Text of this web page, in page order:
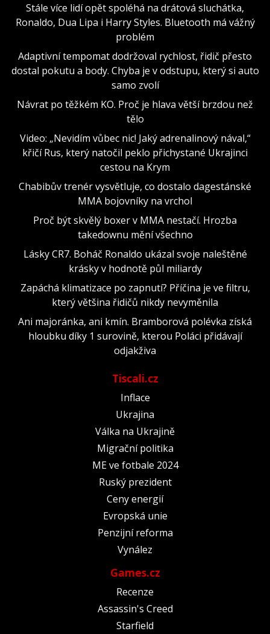
Stále více lidí opět spoléhá na drátová sluchátka,
Ronaldo, Dua Lipa i Harry Styles. Bluetooth má vážný
problém
Adaptivní tempomat dodržoval rychlost, řidič přesto
dostal pokutu a body. Chyba je v odstupu, který si auto
samo zvolí
Návrat po těžkém KO. Proč je hlava větší brzdou než
tělo
Video: „Nevidím vůbec nic! Jaký adrenalinový nával,“
křičí Rus, který natočil peklo přichystané Ukrajinci
cestou na Krym
Chabibův trenér vysvětluje, co dostalo dagestánské
MMA bojovníky na vrchol
Proč být skvělý boxer v MMA nestačí. Hrozba
takedownu mění všechno
Lásky CR7. Boháč Ronaldo ukázal svoje naleštěné
krásky v hodnotě půl miliardy
Zapáchá klimatizace po zapnutí? Příčina je ve filtru,
který většina řidičů nikdy nevyměnila
Ani majoránka, ani kmín. Bramborová polévka získá
hloubku díky 1 surovině, kterou Poláci přidávají
odjakživa
Tiscali.cz
Inflace
Ukrajina
Válka na Ukrajině
Migrační politika
ME ve fotbale 2024
Ruský prezident
Ceny energií
Evropská unie
Penzijní reforma
Vynález
Games.cz
Recenze
Assassin's Creed
Starfield